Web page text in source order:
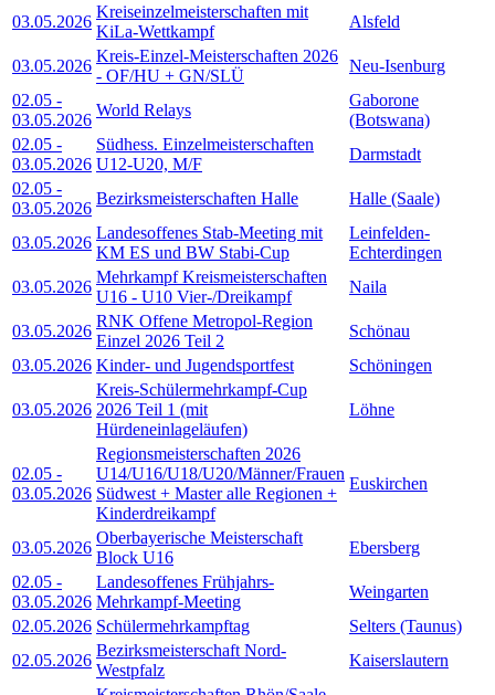
03.05.2026
Kreiseinzelmeisterschaften mit
KiLa-Wettkampf
Alsfeld
03.05.2026
Kreis-Einzel-Meisterschaften 2026
- OF/HU + GN/SLÜ
Neu-Isenburg
02.05 -
03.05.2026
World Relays
Gaborone
(Botswana)
02.05 -
03.05.2026
Südhess. Einzelmeisterschaften
U12-U20, M/F
Darmstadt
02.05 -
03.05.2026
Bezirksmeisterschaften Halle Halle (Saale)
03.05.2026
Landesoffenes Stab-Meeting mit
KM ES und BW Stabi-Cup
Leinfelden-
Echterdingen
03.05.2026
Mehrkampf Kreismeisterschaften
U16 - U10 Vier-/Dreikampf
Naila
03.05.2026
RNK Offene Metropol-Region
Einzel 2026 Teil 2
Schönau
03.05.2026 Kinder- und Jugendsportfest Schöningen
03.05.2026
Kreis-Schülermehrkampf-Cup
2026 Teil 1 (mit
Hürdeneinlageläufen)
Löhne
02.05 -
03.05.2026
Regionsmeisterschaften 2026
U14/U16/U18/U20/Männer/Frauen
Südwest + Master alle Regionen +
Kinderdreikampf
Euskirchen
03.05.2026
Oberbayerische Meisterschaft
Block U16
Ebersberg
02.05 -
03.05.2026
Landesoffenes Frühjahrs-
Mehrkampf-Meeting
Weingarten
02.05.2026 Schülermehrkampftag
Selters (Taunus)
02.05.2026
Bezirksmeisterschaft Nord-
Westpfalz
Kaiserslautern